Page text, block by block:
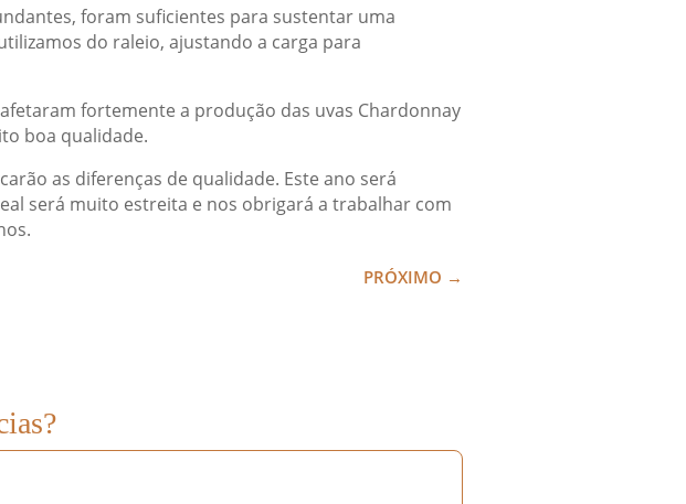
foram suficientes para sustentar uma
do raleio, ajustando a carga para
fortemente a produção das uvas Chardonnay
boa qualidade.
as diferenças de qualidade. Este ano será
será muito estreita e nos obrigará a trabalhar com
PRÓXIMO →